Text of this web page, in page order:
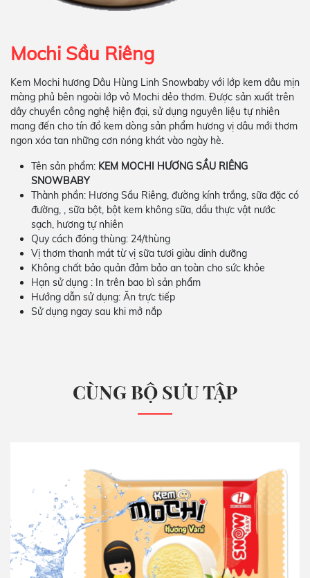
Mochi Sầu Riêng
Kem Mochi hương Dâu Hùng Linh Snowbaby với lớp kem dâu mịn
màng phủ bên ngoài lớp vỏ Mochi dẻo thơm. Được sản xuất trên
dây chuyền công nghệ hiện đại, sử dụng nguyên liệu tự nhiên
mang đến cho tín đồ kem dòng sản phẩm hương vị dâu mới thơm
ngon xóa tan những cơn nóng khát vào ngày hè.
Tên sản phẩm: KEM MOCHI HƯƠNG SẦU RIÊNG
SNOWBABY
Thành phần: Hương Sầu Riêng, đường kính trắng, sữa đặc có
đường, , sữa bột, bột kem không sữa, dầu thực vật nước
sạch, hương tự nhiên
Quy cách đóng thùng: 24/thùng
Vị thơm thanh mát từ vị sữa tươi giàu dinh dưỡng
Không chất bảo quản đảm bảo an toàn cho sức khỏe
Hạn sử dụng : In trên bao bì sản phẩm
Hướng dẫn sử dụng: Ăn trực tiếp
Sử dụng ngay sau khi mở nắp
CÙNG BỘ SƯU TẬP